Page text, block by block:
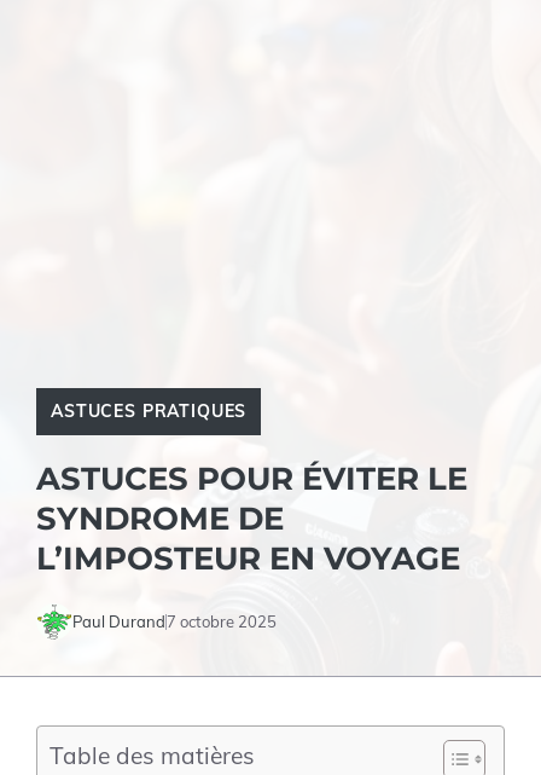
ASTUCES PRATIQUES
ASTUCES POUR ÉVITER LE
SYNDROME DE
L’IMPOSTEUR EN VOYAGE
Paul Durand7 octobre 2025
Table des matières